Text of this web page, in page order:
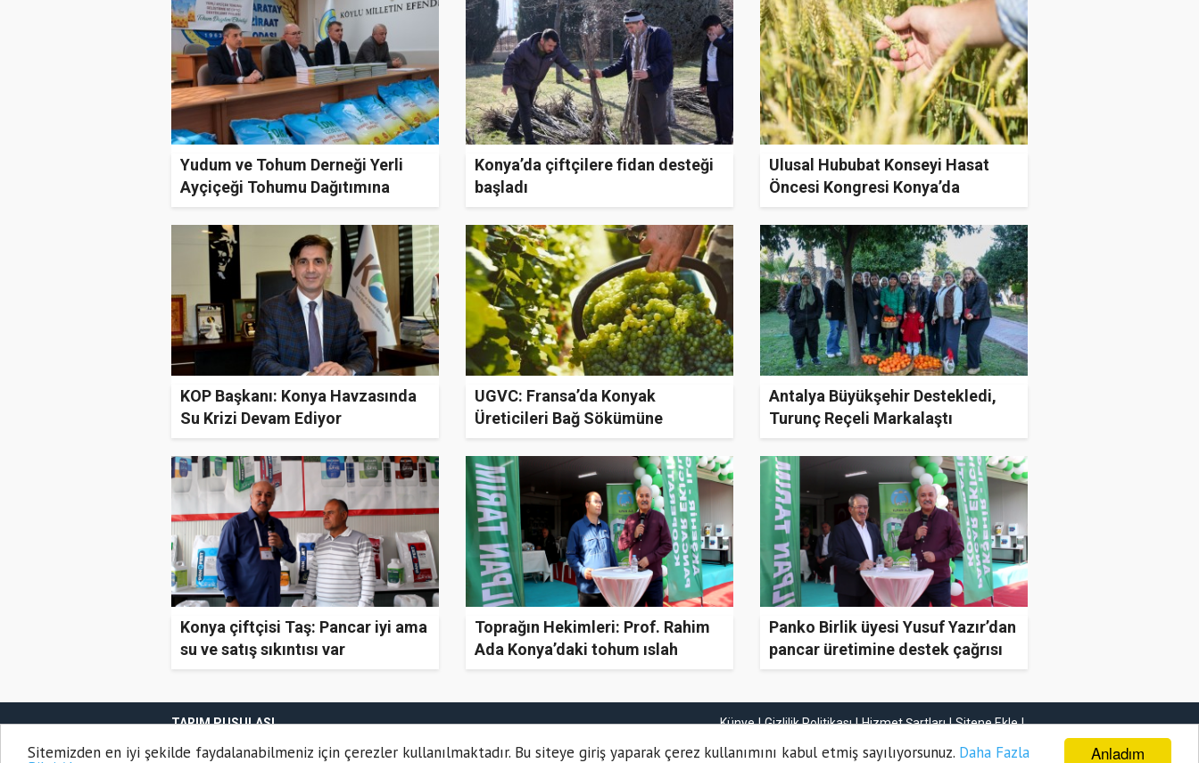
Anladım
Sitemizden en iyi şekilde faydalanabilmeniz için çerezler kullanılmaktadır. Bu siteye giriş yaparak çerez kullanımını kabul etmiş sayılıyorsunuz. Daha Fazla
Yudum ve Tohum Derneği Yerli
Ayçiçeği Tohumu Dağıtımına
Devam Ediyor
Konya’da çiftçilere fidan desteği
başladı
Ulusal Hububat Konseyi Hasat
Öncesi Kongresi Konya’da
KOP Başkanı: Konya Havzasında
Su Krizi Devam Ediyor
UGVC: Fransa’da Konyak
Üreticileri Bağ Sökümüne
Başlıyor
Antalya Büyükşehir Destekledi,
Turunç Reçeli Markalaştı
Konya çiftçisi Taş: Pancar iyi ama
su ve satış sıkıntısı var
Toprağın Hekimleri: Prof. Rahim
Ada Konya’daki tohum ıslah
çalışmalarını anlattı
Panko Birlik üyesi Yusuf Yazır’dan
pancar üretimine destek çağrısı
TARIM PUSULASI
Künye Gizlilik Politikası Hizmet Şartları
Sitene Ekle
Haber Gönder
Firma Ekle İlan Ekle